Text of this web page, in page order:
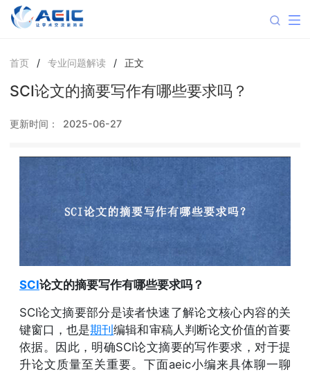
首页 / 专业问题解读 / 正文
SCI论文的摘要写作有哪些要求吗？
更新时间： 2025-06-27
SCI论文的摘要写作有哪些要求吗？
SCI论文摘要部分是读者快速了解论文核心内容的关
键窗口，也是期刊编辑和审稿人判断论文价值的首要
依据。因此，明确SCI论文摘要的写作要求，对于提
升论文质量至关重要。下面aeic小编来具体聊一聊